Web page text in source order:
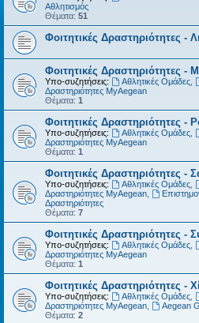
Αθλητισμός
Θέματα: 51
Φοιτητικές Δραστηριότητες -
Φοιτητικές Δραστηριότητες -
Υπο-συζητήσεις: Αθλητικές Ομάδες,
Δραστηριότητες MyAegean
Θέματα: 1
Φοιτητικές Δραστηριότητες -
Υπο-συζητήσεις: Αθλητικές Ομάδες,
Δραστηριότητες MyAegean
Θέματα: 1
Φοιτητικές Δραστηριότητες -
Υπο-συζητήσεις: Αθλητικές Ομάδες,
Δραστηριότητες MyAegean
Δραστηριότητες
Θέματα: 7
Φοιτητικές Δραστηριότητες -
Υπο-συζητήσεις: Αθλητικές Ομάδες,
Δραστηριότητες MyAegean
Θέματα: 1
Φοιτητικές Δραστηριότητες -
Υπο-συζητήσεις: Αθλητικές Ομάδες,
Δραστηριότητες MyAegean
Aegean
Θέματα: 2